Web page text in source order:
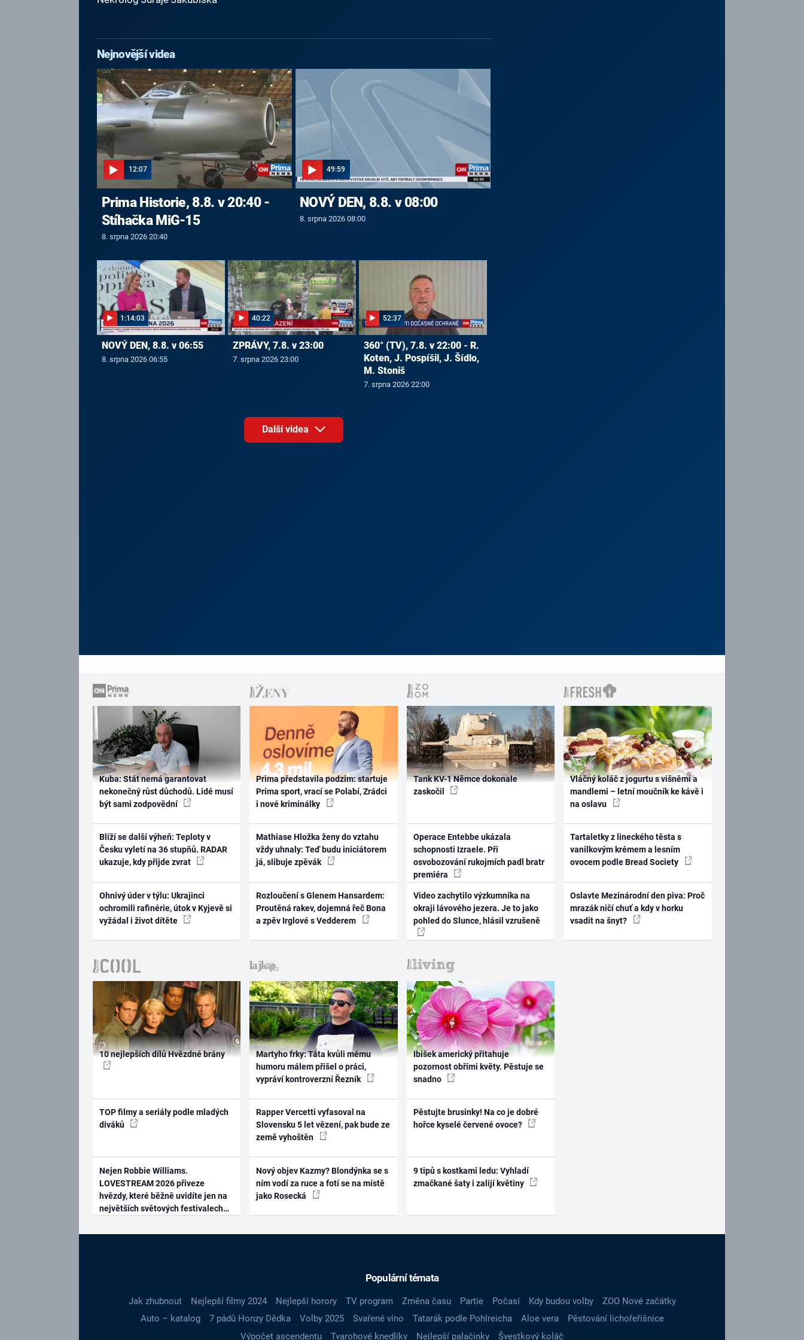
Nejnovější videa
12:07
Prima Historie, 8.8. v 20:40 -
Stíhačka MiG-15
8. srpna 2026 20:40
49:59
NOVÝ DEN, 8.8. v 08:00
8. srpna 2026 08:00
1:14:03
NOVÝ DEN, 8.8. v 06:55
8. srpna 2026 06:55
40:22
ZPRÁVY, 7.8. v 23:00
7. srpna 2026 23:00
52:37
360° (TV), 7.8. v 22:00 - R.
Koten, J. Pospíšil, J. Šídlo,
M. Stoniš
7. srpna 2026 22:00
Další videa
Kuba: Stát nemá garantovat
nekonečný růst důchodů. Lidé musí
být sami zodpovědní
Blíží se další výheň: Teploty v
Česku vyletí na 36 stupňů. RADAR
ukazuje, kdy přijde zvrat
Ohnivý úder v týlu: Ukrajinci
ochromili rafinérie, útok v Kyjevě si
vyžádal i život dítěte
Prima představila podzim: startuje
Prima sport, vrací se Polabí, Zrádci
i nové kriminálky
Mathiase Hložka ženy do vztahu
vždy uhnaly: Teď budu iniciátorem
já, slibuje zpěvák
Rozloučení s Glenem Hansardem:
Proutěná rakev, dojemná řeč Bona
a zpěv Irglové s Vedderem
Tank KV-1 Němce dokonale
zaskočil
Operace Entebbe ukázala
schopnosti Izraele. Při
osvobozování rukojmích padl bratr
premiéra
Video zachytilo výzkumníka na
okraji lávového jezera. Je to jako
pohled do Slunce, hlásil vzrušeně
Vláčný koláč z jogurtu s višněmi a
mandlemi – letní moučník ke kávě i
na oslavu
Tartaletky z lineckého těsta s
vanilkovým krémem a lesním
ovocem podle Bread Society
Oslavte Mezinárodní den piva: Proč
mrazák ničí chuť a kdy v horku
vsadit na šnyt?
10 nejlepších dílů Hvězdné brány
TOP filmy a seriály podle mladých
diváků
Nejen Robbie Williams.
LOVESTREAM 2026 přiveze
hvězdy, které běžně uvidíte jen na
největších světových festivalech
Martyho frky: Táta kvůli mému
humoru málem přišel o práci,
vypráví kontroverzní Řezník
Rapper Vercetti vyfasoval na
Slovensku 5 let vězení, pak bude ze
země vyhoštěn
Nový objev Kazmy? Blondýnka se s
ním vodí za ruce a fotí se na místě
jako Rosecká
Ibišek americký přitahuje
pozornost obřími květy. Pěstuje se
snadno
Pěstujte brusinky! Na co je dobré
hořce kyselé červené ovoce?
9 tipů s kostkami ledu: Vyhladí
zmačkané šaty i zalijí květiny
Populární témata
Jak zhubnout Nejlepší filmy 2024 Nejlepší horory TV program Změna času Partie Počasí Kdy budou volby
ZOO Nové začátky
Auto – katalog
7 pádů Honzy Dědka Volby 2025 Svařené víno Tatarák podle Pohlreicha Aloe vera
Pěstování lichořeřišnice
Výpočet ascendentu
Tvarohové knedlíky Nejlepší palačinky Švestkový koláč